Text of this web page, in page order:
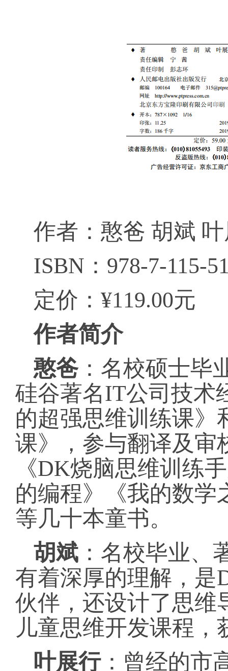
作者：憨爸 胡斌
ISBN：978-7-115-
定价：¥119.00元
作者简介
憨爸：名校硕士毕
硅谷著名IT公司技术
的超强思维训练课》
课》，参与翻译及审
《DK烧脑思维训练
的编程》《我的数学
等几十本童书。
胡斌 ：名校毕业、
有着深厚的理解，是
伙伴，还设计了思维
儿童思维开发课程
叶展行：曾经的市